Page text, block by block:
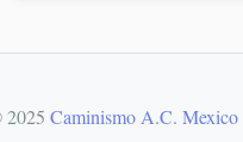
Caminismo A.C. Mexico